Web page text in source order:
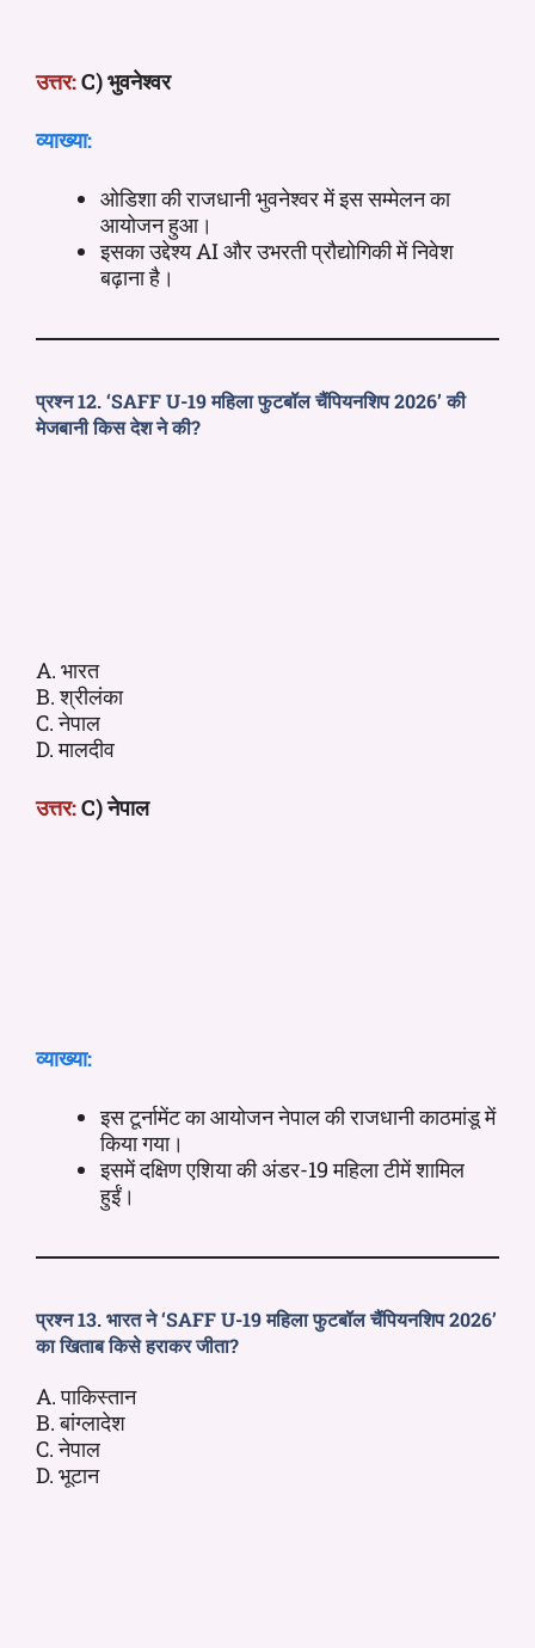
उत्तर:C) भुवनेश्वर
व्याख्या:
ओडिशा की राजधानी भुवनेश्वर में इस सम्मेलन का
आयोजन हुआ।
इसका उद्देश्य AI और उभरती प्रौद्योगिकी में निवेश
बढ़ाना है।
प्रश्न 12. ‘SAFF U-19 महिला फुटबॉल चैंपियनशिप 2026’ की
मेजबानी किस देश ने की?
A. भारत
B. श्रीलंका
C. नेपाल
D. मालदीव
उत्तर:C) नेपाल
व्याख्या:
इस टूर्नामेंट का आयोजन नेपाल की राजधानी काठमांडू में
किया गया।
इसमें दक्षिण एशिया की अंडर-19 महिला टीमें शामिल
हुईं।
प्रश्न 13. भारत ने ‘SAFF U-19 महिला फुटबॉल चैंपियनशिप 2026’
का खिताब किसे हराकर जीता?
A. पाकिस्तान
B. बांग्लादेश
C. नेपाल
D. भूटान